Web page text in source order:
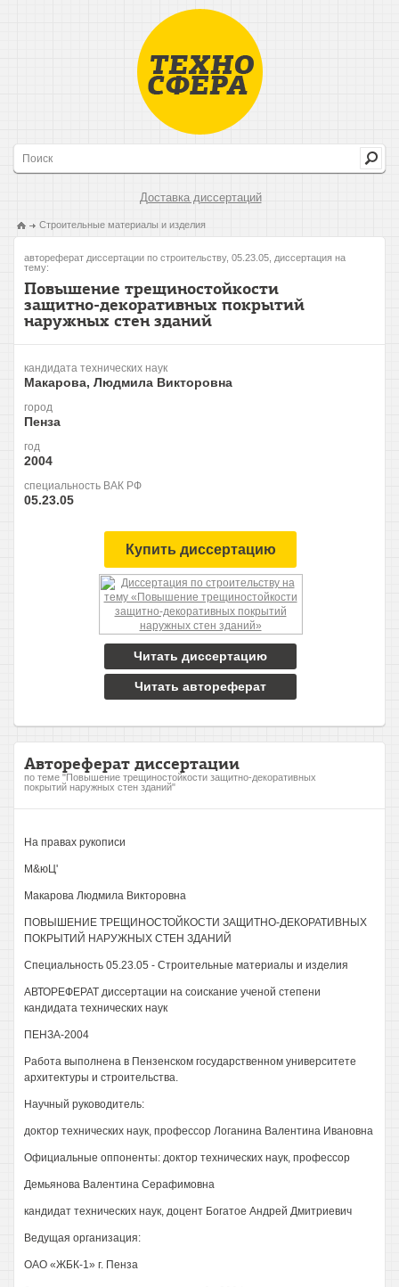
Доставка диссертаций
Строительные материалы и изделия
автореферат диссертации по строительству, 05.23.05, диссертация на
тему:
Повышение трещиностойкости
защитно-декоративных покрытий
наружных стен зданий
кандидата технических наук
Макарова, Людмила Викторовна
город
Пенза
год
2004
специальность ВАК РФ
05.23.05
Купить диссертацию
Читать диссертацию
Читать автореферат
Автореферат диссертации
по теме "Повышение трещиностойкости защитно-декоративных
покрытий наружных стен зданий"
На правах рукописи
М&юЦ'
Макарова Людмила Викторовна
ПОВЫШЕНИЕ ТРЕЩИНОСТОЙКОСТИ ЗАЩИТНО-ДЕКОРАТИВНЫХ
ПОКРЫТИЙ НАРУЖНЫХ СТЕН ЗДАНИЙ
Специальность 05.23.05 - Строительные материалы и изделия
АВТОРЕФЕРАТ диссертации на соискание ученой степени
кандидата технических наук
ПЕНЗА-2004
Работа выполнена в Пензенском государственном университете
архитектуры и строительства.
Научный руководитель:
доктор технических наук, профессор Логанина Валентина Ивановна
Официальные оппоненты: доктор технических наук, профессор
Демьянова Валентина Серафимовна
кандидат технических наук, доцент Богатое Андрей Дмитриевич
Ведущая организация:
ОАО «ЖБК-1» г. Пенза